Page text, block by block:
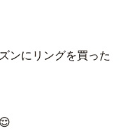
ンにリングを買った